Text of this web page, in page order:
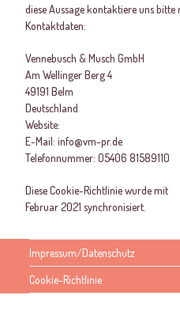
diese Aussage kontaktiere uns
Kontaktdaten:
Vennebusch & Musch GmbH
Am Wellinger Berg 4
49191 Belm
Deutschland
Website:
E-Mail:info@vm-pr.de
Telefonnummer: 05406 81589110
Diese Cookie-Richtlinie wurde mit
Februar 2021 synchronisiert.
Impressum/Datenschutz
Cookie-Richtlinie